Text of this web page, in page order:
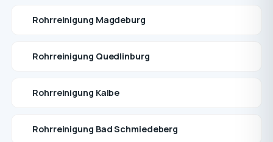
Rohrreinigung Magdeburg
Rohrreinigung Quedlinburg
Rohrreinigung Kalbe
Rohrreinigung Bad Schmiedeberg